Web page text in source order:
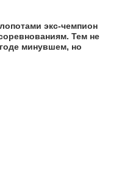
экс-чемпион
Тем не
минувшем, но